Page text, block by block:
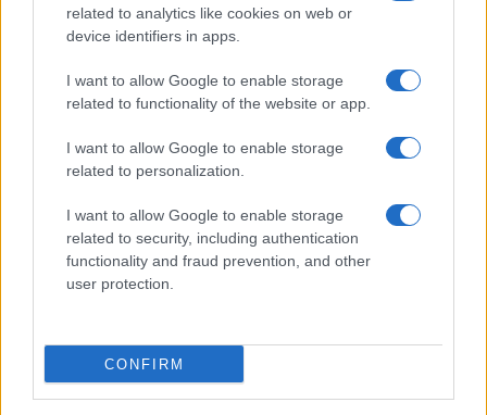
related to analytics like cookies on web or
device identifiers in apps.
I want to allow Google to enable storage
related to functionality of the website or app.
I want to allow Google to enable storage
related to personalization.
I want to allow Google to enable storage
related to security, including authentication
functionality and fraud prevention, and other
user protection.
CONFIRM
Cómo preparar una salmorreta perfecta para arroces
1
Cinco destinos gastronómicos para disfrutar del
verano